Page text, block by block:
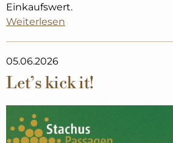
Einkaufswert.
Weiterlesen
05.06.2026
Let’s kick it!